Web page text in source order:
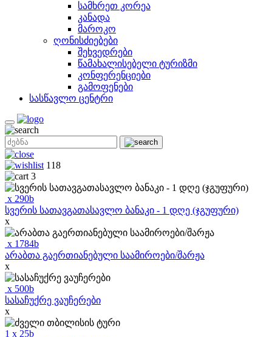
სამხრეთ კორეა
კანადა
მაროკო
ღონისძიებები
შეხვედრები
წამახალისებელი ტურიზმი
კონფერენციები
გამოფენები
სასწავლო ცენტრი
118
3
x 290b
სვერის სათავგათასავლო ბანაკი - 1 დღე (ჯგუფური)
x
x 1784b
არაბთა გაერთიანებული საამიროები/შარჟა
x
x 500b
სასაჩუქრე ვაუჩერები
x
1 x 25b